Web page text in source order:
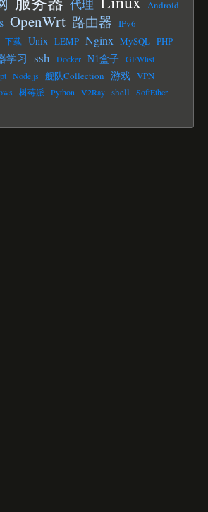
代理 Android
OpenWrt 路由器 IPv6
下载 Unix LEMP Nginx MySQL PHP
学习 ssh Docker N1盒子 GFWlist
Node.js 舰队Collection 游戏 VPN
树莓派 Python V2Ray shell
SoftEther